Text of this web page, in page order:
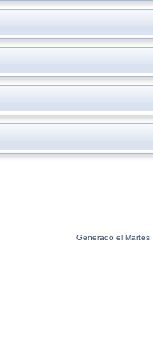
Generado el